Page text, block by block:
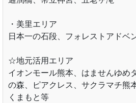
・美里エリア
日本一の石段、フォレストアドベ
☆地元活用エリア
イオンモール熊本、はませんゆめ
の森、ピアクレス、サクラマチ熊
くまもと等